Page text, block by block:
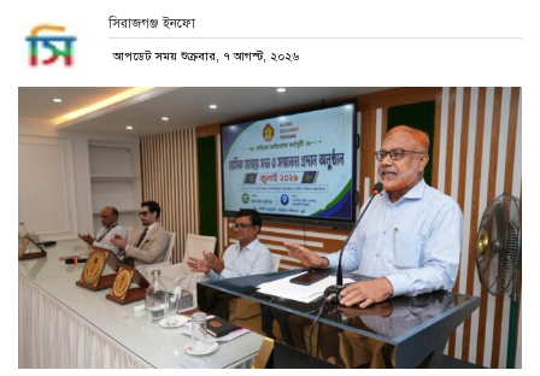
সিরাজগঞ্জ ইনফো
আপডেট সময় শুক্রবার, ৭ আগস্ট, ২০২৬